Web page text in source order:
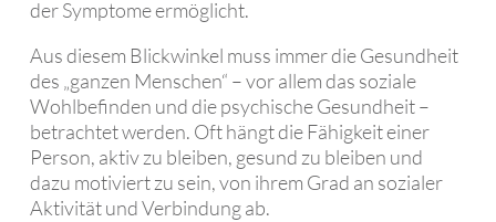
der Symptome ermöglicht.
Aus diesem Blickwinkel muss immer die Gesundheit
des „ganzen Menschen“ – vor allem das soziale
Wohlbefinden und die psychische Gesundheit –
betrachtet werden. Oft hängt die Fähigkeit einer
Person, aktiv zu bleiben, gesund zu bleiben und
dazu motiviert zu sein, von ihrem Grad an sozialer
Aktivität und Verbindung ab.